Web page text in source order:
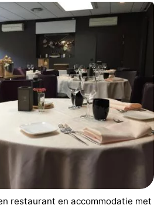
restaurant en accommodatie met